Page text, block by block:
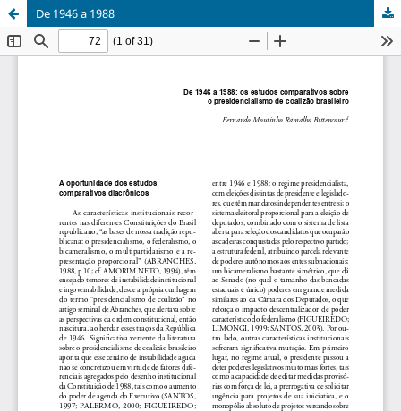
De 1946 a 1988